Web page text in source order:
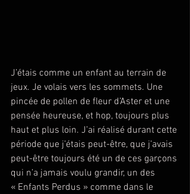
J’étais comme un enfant au terrain de
jeux. Je volais vers les sommets. Une
pincée de pollen de fleur d’Aster et une
pensée heureuse, et hop, toujours plus
haut et plus loin. J’ai réalisé durant cette
période que j’étais peut-être, que j’avais
peut-être toujours été un de ces garçons
qui n’a jamais voulu grandir, un des
« Enfants Perdus » comme dans le